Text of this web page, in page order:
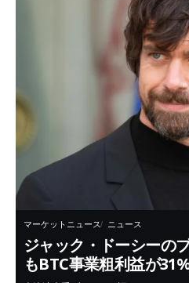
マーケットニュース ニュース
ジャック・ドーシーの
もBTC事業粗利益が